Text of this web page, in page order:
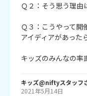
Ｑ２：そう思う理由
Ｑ３：こうやって開
アイディアがあった
キッズのみんなの率
キッズ@niftyスタッフ
2021年5月14日